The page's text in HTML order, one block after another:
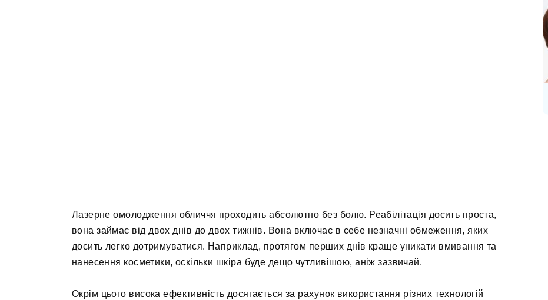
Лазерне омолодження обличчя проходить абсолютно без болю. Реабілітація досить проста,
вона займає від двох днів до двох тижнів. Вона включає в себе незначні обмеження, яких
досить легко дотримуватися. Наприклад, протягом перших днів краще уникати вмивання та
нанесення косметики, оскільки шкіра буде дещо чутливішою, аніж зазвичай.
Окрім цього висока ефективність досягається за рахунок використання різних технологій